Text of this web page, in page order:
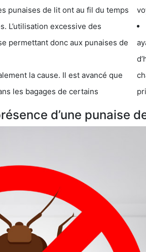
de lit ont au fil du temps
excessive des
aux punaises de
cause. Il est avancé que
de certains
d’une punaise